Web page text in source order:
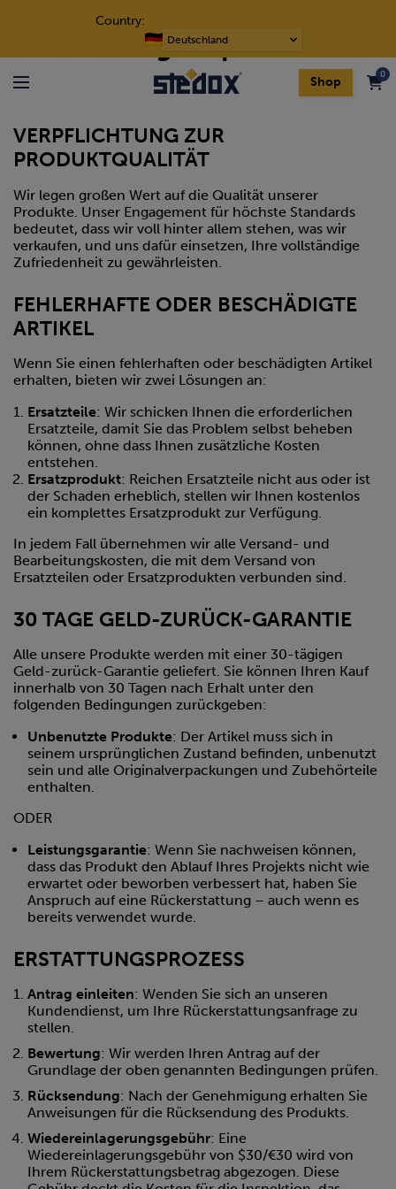
Country:
Choose
a
language
Shop
0
Rückgabepolitik
VERPFLICHTUNG ZUR
PRODUKTQUALITÄT
Wir legen großen Wert auf die Qualität unserer
Produkte. Unser Engagement für höchste Standards
bedeutet, dass wir voll hinter allem stehen, was wir
verkaufen, und uns dafür einsetzen, Ihre vollständige
Zufriedenheit zu gewährleisten.
FEHLERHAFTE ODER BESCHÄDIGTE
ARTIKEL
Wenn Sie einen fehlerhaften oder beschädigten Artikel
erhalten, bieten wir zwei Lösungen an:
Ersatzteile: Wir schicken Ihnen die erforderlichen
Ersatzteile, damit Sie das Problem selbst beheben
können, ohne dass Ihnen zusätzliche Kosten
entstehen.
Ersatzprodukt: Reichen Ersatzteile nicht aus oder ist
der Schaden erheblich, stellen wir Ihnen kostenlos
ein komplettes Ersatzprodukt zur Verfügung.
In jedem Fall übernehmen wir alle Versand- und
Bearbeitungskosten, die mit dem Versand von
Ersatzteilen oder Ersatzprodukten verbunden sind.
30 TAGE GELD-ZURÜCK-GARANTIE
Alle unsere Produkte werden mit einer 30-tägigen
Geld-zurück-Garantie geliefert. Sie können Ihren Kauf
innerhalb von 30 Tagen nach Erhalt unter den
folgenden Bedingungen zurückgeben:
Unbenutzte Produkte: Der Artikel muss sich in
seinem ursprünglichen Zustand befinden, unbenutzt
sein und alle Originalverpackungen und Zubehörteile
enthalten.
ODER
Leistungsgarantie: Wenn Sie nachweisen können,
dass das Produkt den Ablauf Ihres Projekts nicht wie
erwartet oder beworben verbessert hat, haben Sie
Anspruch auf eine Rückerstattung – auch wenn es
bereits verwendet wurde.
ERSTATTUNGSPROZESS
Antrag einleiten: Wenden Sie sich an unseren
Kundendienst, um Ihre Rückerstattungsanfrage zu
stellen.
Bewertung: Wir werden Ihren Antrag auf der
Grundlage der oben genannten Bedingungen prüfen.
Rücksendung: Nach der Genehmigung erhalten Sie
Anweisungen für die Rücksendung des Produkts.
Wiedereinlagerungsgebühr: Eine
Wiedereinlagerungsgebühr von $30/€30 wird von
Ihrem Rückerstattungsbetrag abgezogen. Diese